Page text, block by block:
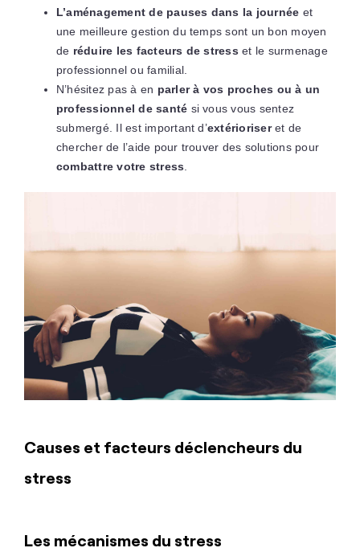
L’aménagement de pauses dans la journée et
une meilleure gestion du temps sont un bon moyen
de réduire les facteurs de stress et le surmenage
professionnel ou familial.
N’hésitez pas à en parler à vos proches ou à un
professionnel de santé si vous vous sentez
submergé. Il est important d’extérioriseret de
chercher de l’aide pour trouver des solutions pour
combattre votre stress
Causes et facteurs déclencheurs du
stress
Les mécanismes du stress